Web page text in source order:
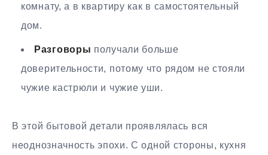
комнату, а в квартиру как в самостоятельный
дом.
Разговоры получали больше
доверительности, потому что рядом не стояли
чужие кастрюли и чужие уши.
В этой бытовой детали проявлялась вся
неоднозначность эпохи. С одной стороны, кухня